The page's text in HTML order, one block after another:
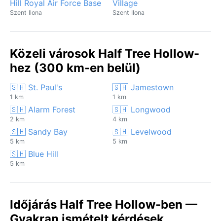
Hill Royal Air Force Base
Szent Ilona
Village
Szent Ilona
Közeli városok Half Tree Hollow-
hez (300 km-en belül)
🇸🇭 St. Paul's
1 km
🇸🇭 Jamestown
1 km
🇸🇭 Alarm Forest
2 km
🇸🇭 Longwood
4 km
🇸🇭 Sandy Bay
5 km
🇸🇭 Levelwood
5 km
🇸🇭 Blue Hill
5 km
Időjárás Half Tree Hollow-ben —